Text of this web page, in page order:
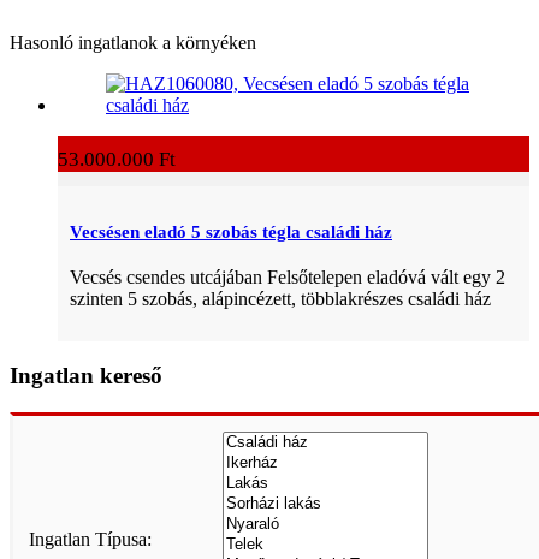
Hasonló ingatlanok a környéken
53.000.000 Ft
Vecsésen eladó 5 szobás tégla családi ház
Vecsés csendes utcájában Felsőtelepen eladóvá vált egy 2
szinten 5 szobás, alápincézett, többlakrészes családi ház
Ingatlan kereső
Ingatlan Típusa: